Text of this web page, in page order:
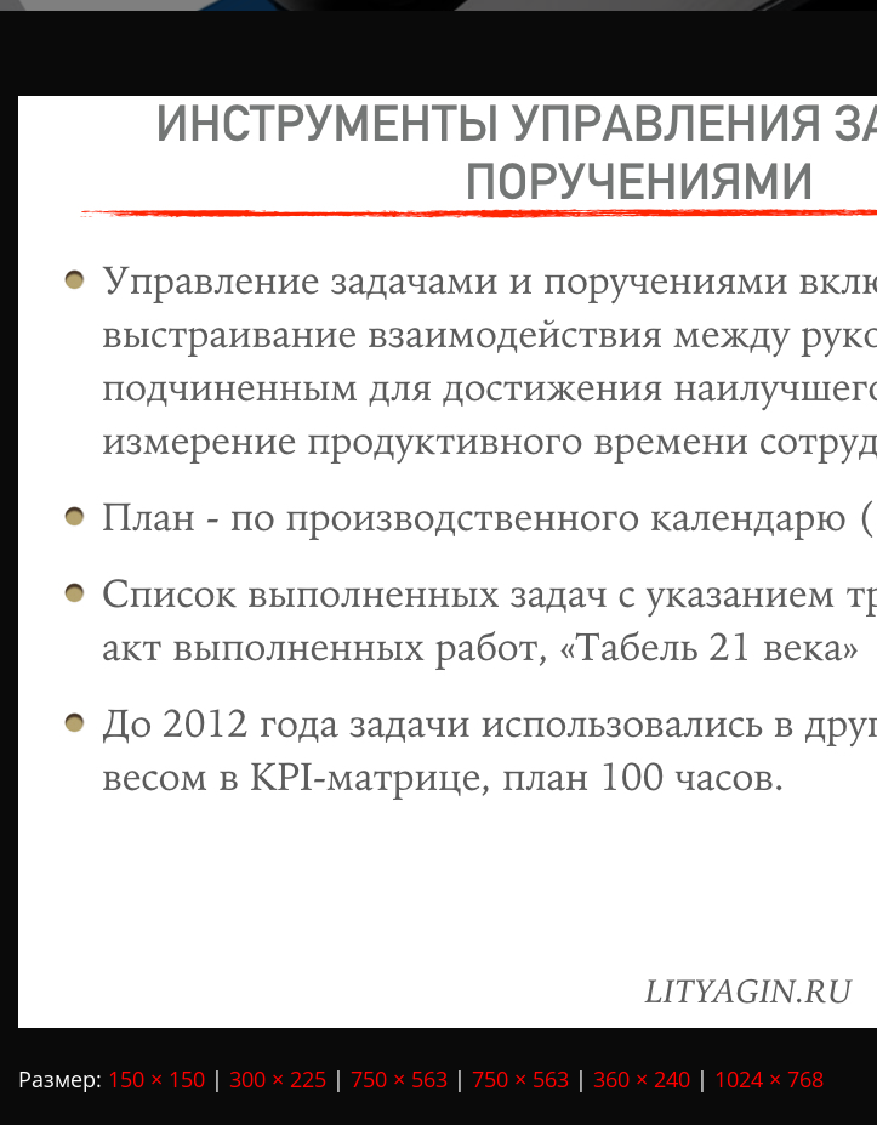
Размер: 150 × 150 | 300 × 225 | 750 × 563 | 750 × 563 | 360 × 240 | 1024 × 768